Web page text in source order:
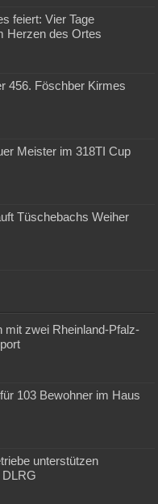
feiert: Vier Tage
Herzen des Ortes
456. Föschber Kirmes
Meister im 318TI Cup
Tüschebachs Weiher
mit zwei Rheinland-Pfalz-
103 Bewohner im Haus
unterstützen
DLRG